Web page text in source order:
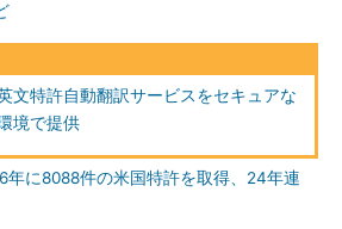
文特許自動翻訳サービスをセキュアな
境で提供
年に8088件の米国特許を取得、24年連